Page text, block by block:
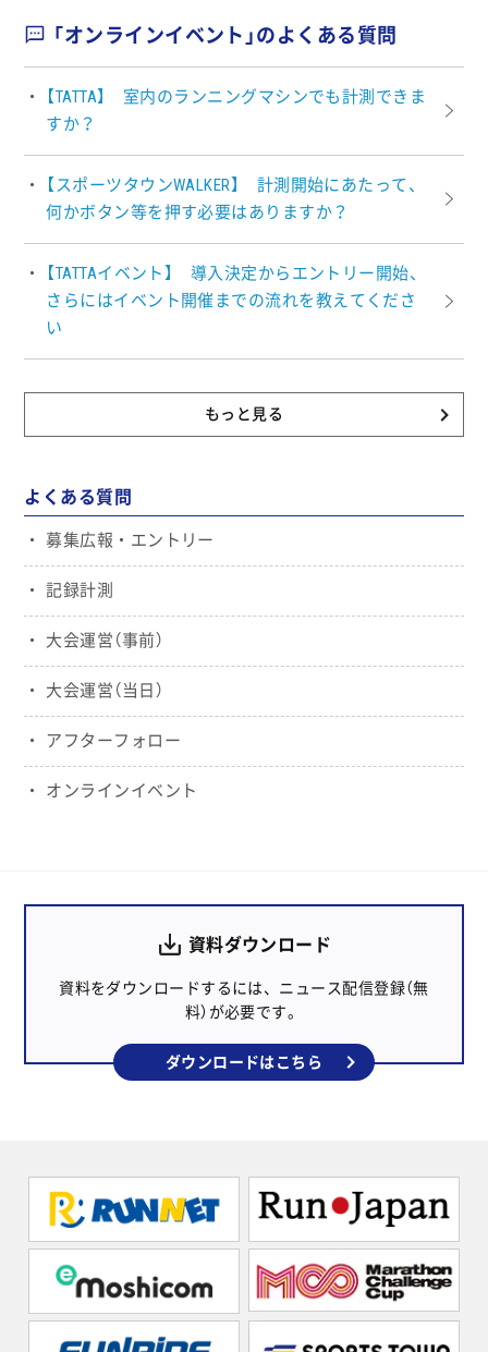
「オンラインイベント」のよくある質問
【TATTA】 室内のランニングマシンでも計測できま
すか？
【スポーツタウンWALKER】 計測開始にあたって、
何かボタン等を押す必要はありますか？
【TATTAイベント】 導入決定からエントリー開始、
さらにはイベント開催までの流れを教えてくださ
い
もっと見る
よくある質問
募集広報・エントリー
記録計測
大会運営（事前）
大会運営（当日）
アフターフォロー
オンラインイベント
資料ダウンロード
資料をダウンロードするには、ニュース配信登録（無
料）が必要です。
ダウンロードはこちら